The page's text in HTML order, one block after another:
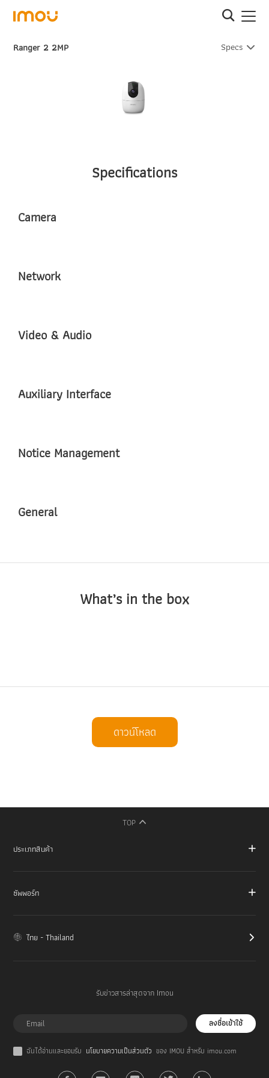
Ranger 2 2MP Specs
Specifications
Camera
Network
Video & Audio
Auxiliary Interface
Notice Management
General
What’s in the box
ดาวน์โหลด
TOP
ประเภทสินค้า
ซัพพอร์ท
ไทย - Thailand
รับข่าวสารล่าสุดจาก Imou
ลงชื่อเข้าใช้
ฉันได้อ่านและยอมรับ นโยบายความเป็นส่วนตัวของ IMOU สำหรับ imou.com